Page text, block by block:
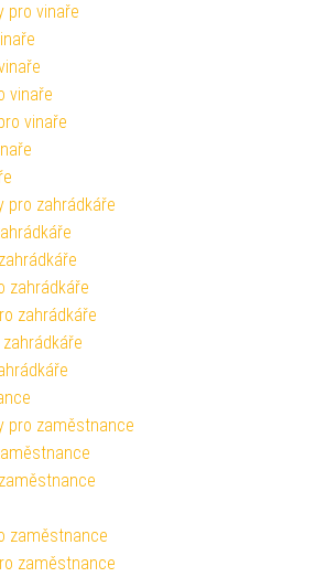
pro vinaře
vinaře
vinaře
pro zahrádkáře
zahrádkáře
zahrádkáře
pro zaměstnance
zaměstnance
zaměstnance